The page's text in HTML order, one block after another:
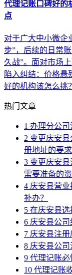
代理记账口碑好的
点
对于广大中小微企
步”，后续的日常
久战”。面对市场
陷入纠结：价格悬
好的机构该怎么挑？
热门文章
1 办理分公司
2 变更庆安
册地址的要求
3 变更庆安
需要准备的
4 庆安县营
补办？
5 在庆安县选
6 庆安县公司
7 庆安县注册
8 庆安县公司
9 代理记账
10 代理记账